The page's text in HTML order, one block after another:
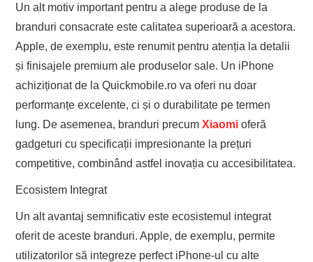
Un alt motiv important pentru a alege produse de la
branduri consacrate este calitatea superioară a acestora.
Apple, de exemplu, este renumit pentru atenția la detalii
și finisajele premium ale produselor sale. Un iPhone
achiziționat de la Quickmobile.ro va oferi nu doar
performanțe excelente, ci și o durabilitate pe termen
lung. De asemenea, branduri precumXiaomi oferă
gadgeturi cu specificații impresionante la prețuri
competitive, combinând astfel inovația cu accesibilitatea.
Ecosistem Integrat
Un alt avantaj semnificativ este ecosistemul integrat
oferit de aceste branduri. Apple, de exemplu, permite
utilizatorilor să integreze perfect iPhone-ul cu alte